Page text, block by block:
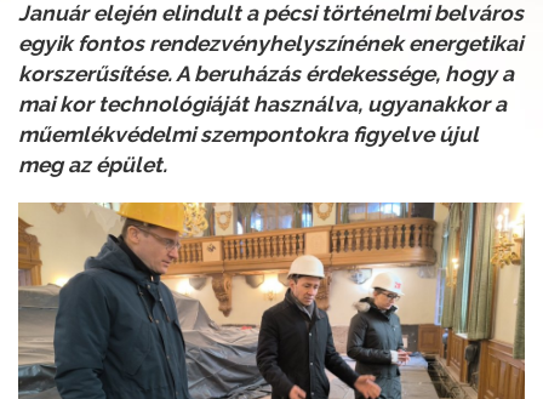
Január elején elindult a pécsi történelmi belváros
egyik fontos rendezvényhelyszínének energetikai
korszerűsítése. A beruházás érdekessége, hogy a
mai kor technológiáját használva, ugyanakkor a
műemlékvédelmi szempontokra figyelve újul
meg az épület.